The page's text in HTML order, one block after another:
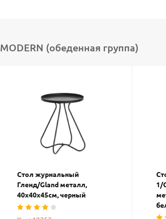
MODERN (обеденная группа)
Стол журнальный
Гленд/Gland металл,
40х40х45см, черный
1/